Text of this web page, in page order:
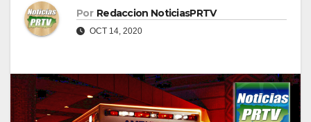
Por Redaccion NoticiasPRTV
OCT 14, 2020